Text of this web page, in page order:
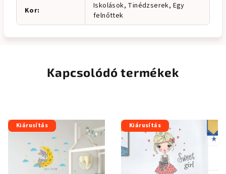
Kor:
Iskolások, Tinédzserek, Egy
felnőttek
Kapcsolódó termékek
Kiárusítás Kiárusítás